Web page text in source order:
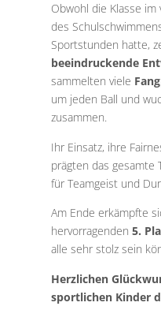
Obwohl die Klasse im
des
Sportstunden hatte,
beeindruckende
sammelten viele
um jeden Ball und
zusammen.
Ihr Einsatz, ihre
prägten das gesamte
für Teamgeist und
Am Ende erkämpfte
hervorragenden 5.
alle sehr stolz sein
Herzlichen
sportlichen Kinder